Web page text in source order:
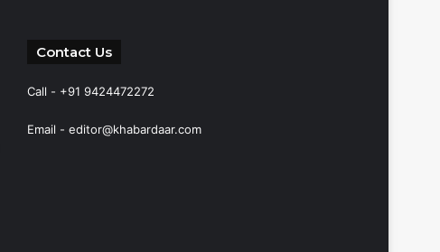
Contact Us
Call - +91 9424472272
Email - editor@khabardaar.com